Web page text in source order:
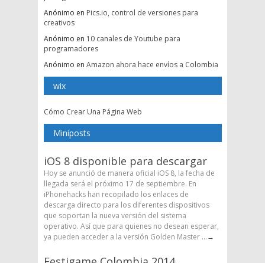
Anónimo en Pics.io, control de versiones para
creativos
Anónimo en 10 canales de Youtube para
programadores
Anónimo en Amazon ahora hace envíos a Colombia
wix
Cómo Crear Una Página Web
Miniposts
iOS 8 disponible para descargar
Hoy se anunció de manera oficial iOS 8, la fecha de
llegada será el próximo 17 de septiembre. En
iPhonehacks han recopilado los enlaces de
descarga directo para los diferentes dispositivos
que soportan la nueva versión del sistema
operativo. Así que para quienes no desean esperar,
ya pueden acceder a la versión Golden Master ...→